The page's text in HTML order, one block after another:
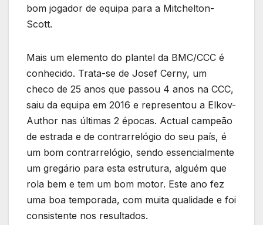
bom jogador de equipa para a Mitchelton-
Scott.
Mais um elemento do plantel da BMC/CCC é
conhecido. Trata-se de Josef Cerny, um
checo de 25 anos que passou 4 anos na CCC,
saiu da equipa em 2016 e representou a Elkov-
Author nas últimas 2 épocas. Actual campeão
de estrada e de contrarrelógio do seu país, é
um bom contrarrelógio, sendo essencialmente
um gregário para esta estrutura, alguém que
rola bem e tem um bom motor. Este ano fez
uma boa temporada, com muita qualidade e foi
consistente nos resultados.